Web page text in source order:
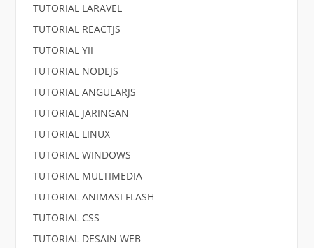
TUTORIAL LARAVEL
TUTORIAL REACTJS
TUTORIAL YII
TUTORIAL NODEJS
TUTORIAL ANGULARJS
TUTORIAL JARINGAN
TUTORIAL LINUX
TUTORIAL WINDOWS
TUTORIAL MULTIMEDIA
TUTORIAL ANIMASI FLASH
TUTORIAL CSS
TUTORIAL DESAIN WEB